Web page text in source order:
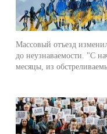
Массовый отъезд
до неузнаваемости. "С
месяцы, из